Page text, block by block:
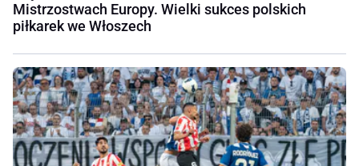
Mistrzostwach Europy. Wielki sukces polskich
piłkarek we Włoszech